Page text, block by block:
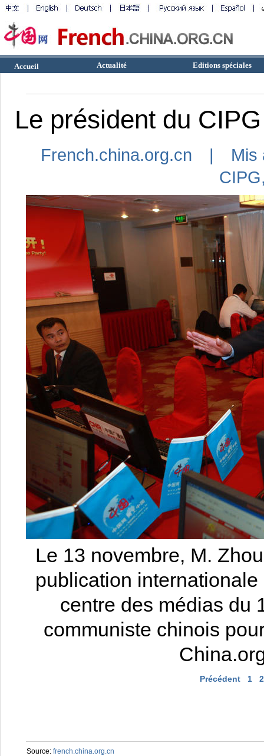
Accueil Actualité Editions spéciales
Le président du
French.china.org.cn |
Le 13 novembre, M.
publication
centre des médias du
communiste chinois
Précédent 1 2
Source:french.china.org.cn